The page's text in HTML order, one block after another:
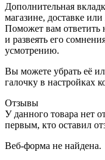
Дополнительная
магазине, доставке
Поможет вам ответить
и развеять его
усмотрению.
Вы можете убрать её
галочку в настройках
Отзывы
У данного товара нет
первым, кто оставил
Веб-форма не найдена.